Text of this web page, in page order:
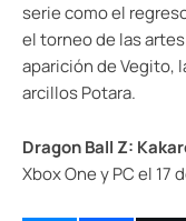
serie como el
el torneo de las
aparición de Vegito,
arcillos Potara.
Dragon Ball Z:
Xbox One y PC el 17